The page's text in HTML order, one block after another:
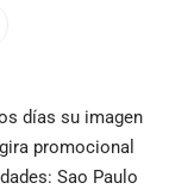
días su imagen
promocional
Sao Paulo